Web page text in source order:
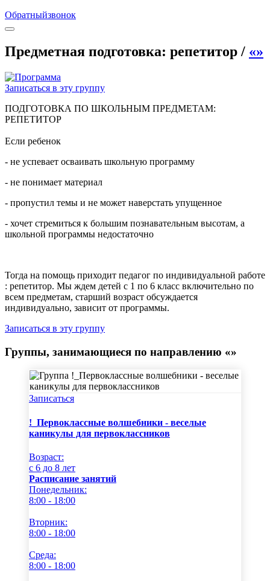
Обратныйзвонок
Предметная подготовка: репетитор / «»
Записаться в эту группу
ПОДГОТОВКА ПО ШКОЛЬНЫМ ПРЕДМЕТАМ:
РЕПЕТИТОР
Если ребенок
- не успевает осваивать школьную программу
- не понимает материал
- пропустил темы и не может наверстать упущенное
- хочет стремиться к большим познавательным высотам, а
школьной программы недостаточно
Тогда на помощь приходит педагог по индивидуальной работе
: репетитор. Мы ждем детей с 1 по 6 класс включительно по
всем предметам, старший возраст обсуждается
индивидуально, зависит от программы.
Записаться в эту группу
Группы, занимающиеся по направлению «»
Записаться
!_Первоклассные волшебники - веселые
каникулы для первоклассников
Возраст:
c 6 до 8 лет
Расписание занятий
Понедельник:
8:00 - 18:00
Вторник:
8:00 - 18:00
Среда:
8:00 - 18:00